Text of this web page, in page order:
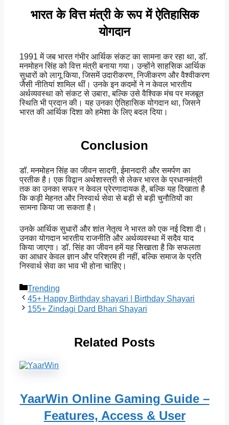
भारत के वित्त मंत्री के रूप में ऐतिहासिक
योगदान
1991 में जब भारत गंभीर आर्थिक संकट का सामना कर रहा था, डॉ.
मनमोहन सिंह को वित्त मंत्री बनाया गया। उन्होंने साहसिक आर्थिक
सुधारों को लागू किया, जिसमें उदारीकरण, निजीकरण और वैश्वीकरण
जैसी नीतियां शामिल थीं। उनके इन कदमों ने न केवल भारतीय
अर्थव्यवस्था को संकट से उबारा, बल्कि उसे वैश्विक मंच पर मजबूत
स्थिति भी प्रदान की। यह उनका ऐतिहासिक योगदान था, जिसने
भारत की आर्थिक दिशा को हमेशा के लिए बदल दिया।
Conclusion
डॉ. मनमोहन सिंह का जीवन सादगी, ईमानदारी और समर्पण का
प्रतीक है। एक विद्वान अर्थशास्त्री से लेकर भारत के प्रधानमंत्री
तक का उनका सफर न केवल प्रेरणादायक है, बल्कि यह दिखाता है
कि कड़ी मेहनत और निस्वार्थ सेवा से बड़ी से बड़ी चुनौतियों का
सामना किया जा सकता है।
उनके आर्थिक सुधारों और शांत नेतृत्व ने भारत को एक नई दिशा दी।
उनका योगदान भारतीय राजनीति और अर्थव्यवस्था में सदैव याद
किया जाएगा। डॉ. सिंह का जीवन हमें यह सिखाता है कि सफलता
का आधार केवल ज्ञान और परिश्रम ही नहीं, बल्कि समाज के प्रति
निस्वार्थ सेवा का भाव भी होना चाहिए।
Categories
Trending
45+ Happy Birthday shayari | Birthday Shayari
155+ Zindagi Dard Bhari Shayari
Related Posts
YaarWin Online Gaming Guide –
Features, Access & User